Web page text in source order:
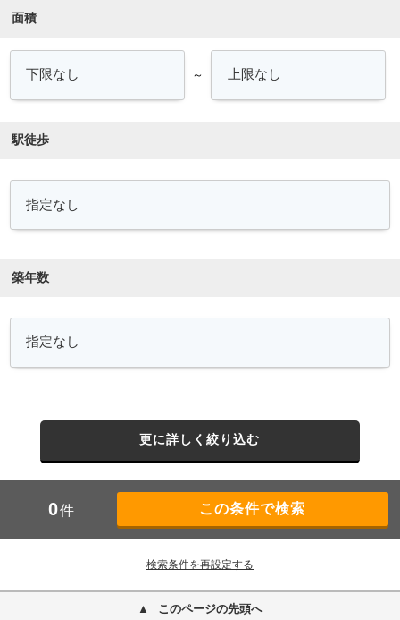
面積
～
駅徒歩
築年数
更に詳しく絞り込む
0件
検索条件を再設定する
このページの先頭へ